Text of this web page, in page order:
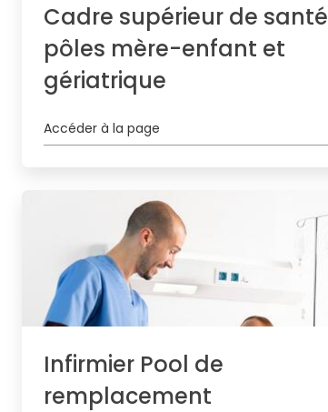
Cadre supérieur de santé
pôles mère-enfant et
gériatrique
Accéder à la page
Infirmier Pool de
remplacement